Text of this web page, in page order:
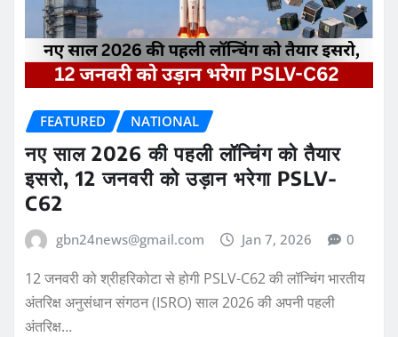
FEATURED NATIONAL
नए साल 2026 की पहली लॉन्चिंग को तैयार
इसरो, 12 जनवरी को उड़ान भरेगा PSLV-
C62
gbn24news@gmail.com Jan 7, 2026 0
12 जनवरी को श्रीहरिकोटा से होगी PSLV-C62 की लॉन्चिंग भारतीय
अंतरिक्ष अनुसंधान संगठन (ISRO) साल 2026 की अपनी पहली
अंतरिक्ष…